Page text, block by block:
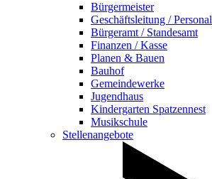
Bürgermeister
Geschäftsleitung / Personal
Bürgeramt / Standesamt
Finanzen / Kasse
Planen & Bauen
Bauhof
Gemeindewerke
Jugendhaus
Kindergarten Spatzennest
Musikschule
Stellenangebote